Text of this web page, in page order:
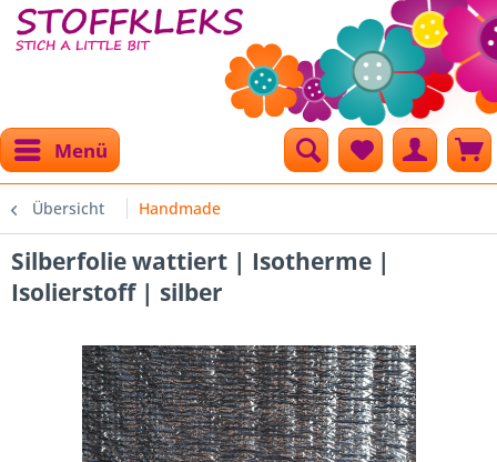
Menü
Übersicht Handmade
Silberfolie wattiert | Isotherme |
Isolierstoff | silber